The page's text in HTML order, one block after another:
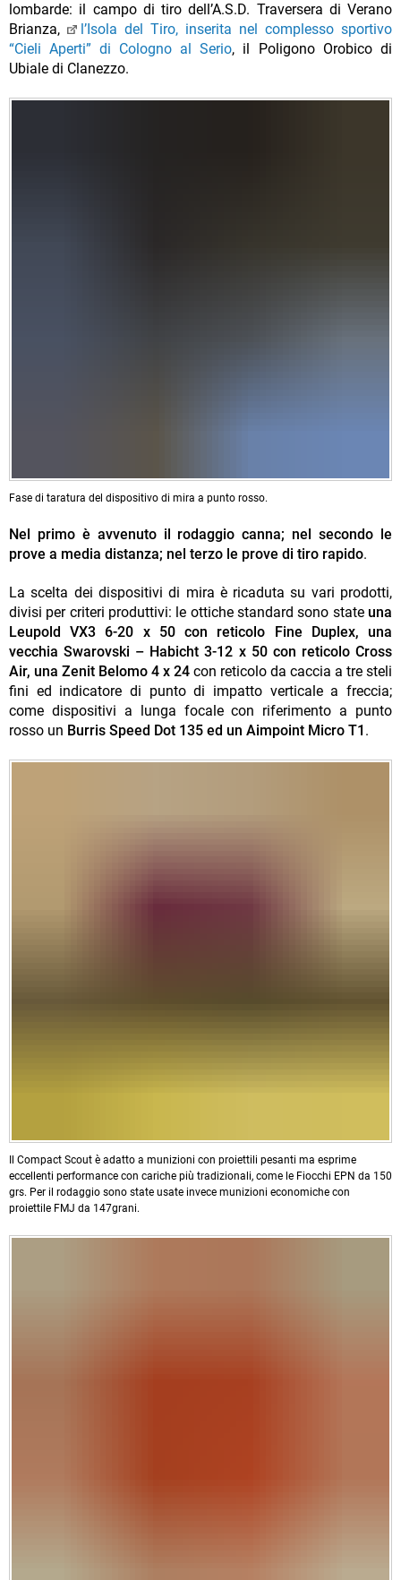
lombarde: il campo di tiro dell’A.S.D. Traversera di Verano
Brianza,
l’Isola del Tiro, inserita nel complesso sportivo
“Cieli Aperti” di Cologno al Serio, il Poligono Orobico di
Ubiale di Clanezzo.
Fase di taratura del dispositivo di mira a punto rosso.
Nel primo è avvenuto il rodaggio canna; nel secondo le
prove a media distanza; nel terzo le prove di tiro rapido.
La scelta dei dispositivi di mira è ricaduta su vari prodotti,
divisi per criteri produttivi: le ottiche standard sono state una
Leupold VX3 6-20 x 50 con reticolo Fine Duplex, una
vecchia Swarovski – Habicht 3-12 x 50 con reticolo Cross
Air, una Zenit Belomo 4 x 24 con reticolo da caccia a tre steli
fini ed indicatore di punto di impatto verticale a freccia;
come dispositivi a lunga focale con riferimento a punto
rosso un Burris Speed Dot 135 ed un Aimpoint Micro T1 .
Il Compact Scout è adatto a munizioni con proiettili pesanti ma esprime
eccellenti performance con cariche più tradizionali, come le Fiocchi EPN da 150
grs. Per il rodaggio sono state usate invece munizioni economiche con
proiettile FMJ da 147grani.